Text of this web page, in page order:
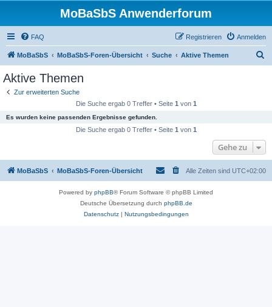
MoBaSbS Anwenderforum
FAQ Anmelden
Registrieren
MoBaSbS MoBaSbS-Foren-Übersicht Suche Aktive Themen
Aktive Themen
Zur erweiterten Suche
Die Suche ergab 0 Treffer • Seite 1 von 1
Es wurden keine passenden Ergebnisse gefunden.
Die Suche ergab 0 Treffer • Seite 1 von 1
Gehe zu
MoBaSbS MoBaSbS-Foren-Übersicht Alle Zeiten sind UTC+02:00
Powered by phpBB® Forum Software © phpBB Limited
Deutsche Übersetzung durch phpBB.de
Datenschutz| Nutzungsbedingungen